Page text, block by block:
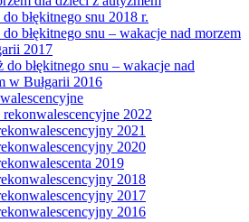
błękitnego snu 2018 r.
błękitnego snu – wakacje nad morzem
2017
do błękitnego snu – wakacje nad
w Bułgarii 2016
2022
2021
2020
2019
2018
2017
2016